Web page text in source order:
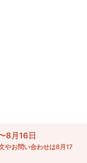
8月16日
やお問い合わせは8月17